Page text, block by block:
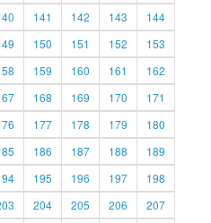
141 142 143
144
150 151 152
153
159 160 161
162
168 169 170
171
177 178 179
180
186 187 188
189
195 196 197
198
204 205 206
207